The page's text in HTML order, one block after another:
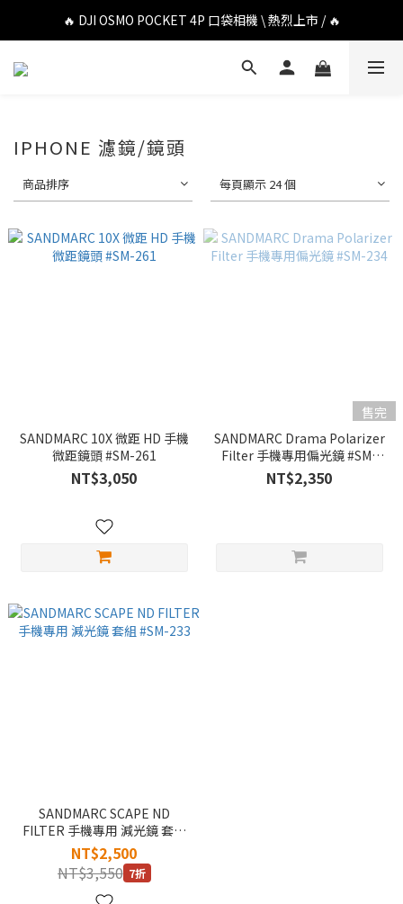
🔥 DJI OSMO POCKET 4P 口袋相機 \ 熱烈上市 / 🔥
🔥 DJI OSMO POCKET 4P 口袋相機 \ 熱烈上市 / 🔥
🔥 Insta360 Luna Ultra 雲台相機 \ 熱烈上市 / 🔥
🔥 DJI OSMO POCKET 4P 口袋相機 \ 熱烈上市 / 🔥
IPHONE 濾鏡/鏡頭
商品排序 每頁顯示 24 個
SANDMARC 10X 微距 HD 手機
微距鏡頭 #SM-261
NT$3,050
售完
SANDMARC Drama Polarizer
Filter 手機專用偏光鏡 #SM-
234
NT$2,350
SANDMARC SCAPE ND
FILTER 手機專用 減光鏡 套組
#SM-233
NT$2,500
NT$3,550 7折